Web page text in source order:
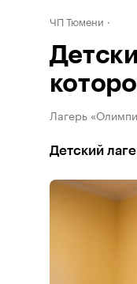
ЧП Тюмени
Лагерь
Детский